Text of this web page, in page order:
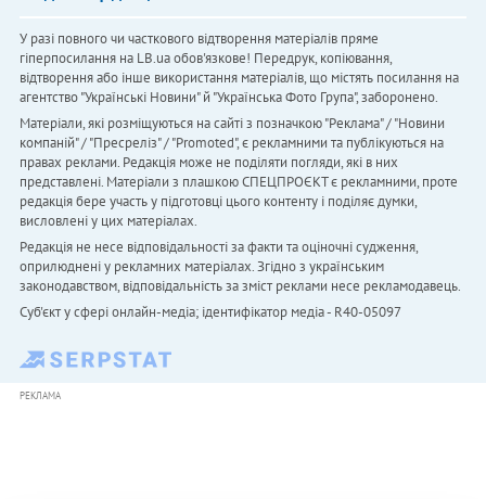
У разі повного чи часткового відтворення матеріалів пряме
гіперпосилання на LB.ua обов'язкове! Передрук, копіювання,
відтворення або інше використання матеріалів, що містять посилання на
агентство "Українськi Новини" й "Українська Фото Група", заборонено.
Матеріали, які розміщуються на сайті з позначкою "Реклама" / "Новини
компаній" / "Пресреліз" / "Promoted", є рекламними та публікуються на
правах реклами. Редакція може не поділяти погляди, які в них
представлені. Матеріали з плашкою СПЕЦПРОЄКТ є рекламними, проте
редакція бере участь у підготовці цього контенту і поділяє думки,
висловлені у цих матеріалах.
Редакція не несе відповідальності за факти та оціночні судження,
оприлюднені у рекламних матеріалах. Згідно з українським
законодавством, відповідальність за зміст реклами несе рекламодавець.
Cуб'єкт у сфері онлайн-медіа; ідентифікатор медіа - R40-05097
РЕКЛАМА